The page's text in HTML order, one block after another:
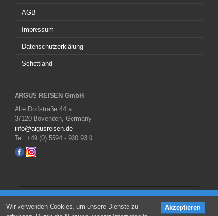
JETZT Angebot anfordern
AGB
Impressum
Datenschutzerklärung
Schottland
ARGUS REISEN GmbH
Alte Dorfstraße 44 a
37120 Bovenden, Germany
info@argusreisen.de
Tel: +49 (0) 5594 - 930 93 0
Copyright © 2026 All Right Reserved, ARGUS REISEN
Akzeptieren
Wir verwenden Cookies, um unsere Dienste zu